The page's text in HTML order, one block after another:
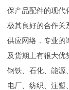
保产品配件的现代
极其良好的合作关
供应网络，专业的
及货期上有很大优
钢铁、石化、能源
电厂、纺织、注塑